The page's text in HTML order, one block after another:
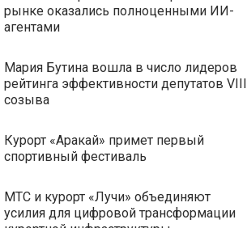
рынке оказались полноценными ИИ-
агентами
Мария Бутина вошла в число лидеров
рейтинга эффективности депутатов VIII
созыва
Курорт «Аракай» примет первый
спортивный фестиваль
МТС и курорт «Лучи» объединяют
усилия для цифровой трансформации